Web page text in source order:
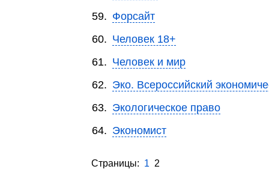
59. Форсайт
60. Человек 18+
61. Человек и мир
62. Эко. Всероссийский
63. Экологическое право
64. Экономист
Страницы: 1 2